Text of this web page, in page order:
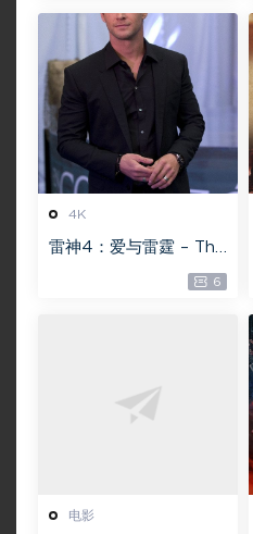
t on the Western Fro
nt 5.6GB
4K
雷神4：爱与雷霆 – Tho
r: Love and Thunder
20.4GB [115网盘下载]
6
电影